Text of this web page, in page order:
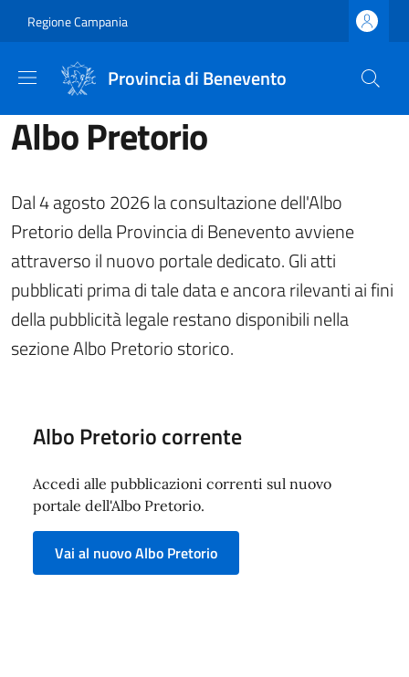
Regione Campania
Provincia di Benevento
Albo Pretorio
Dal 4 agosto 2026 la consultazione dell'Albo
Pretorio della Provincia di Benevento avviene
attraverso il nuovo portale dedicato. Gli atti
pubblicati prima di tale data e ancora rilevanti ai fini
della pubblicità legale restano disponibili nella
sezione Albo Pretorio storico.
Albo Pretorio corrente
Accedi alle pubblicazioni correnti sul nuovo
portale dell'Albo Pretorio.
Vai al nuovo Albo Pretorio